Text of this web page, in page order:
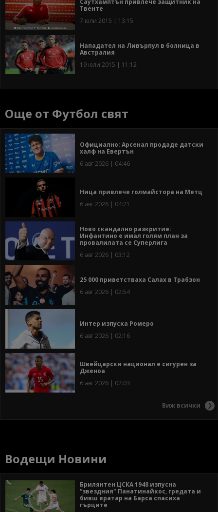
Твенте
7 юли 2015 | 13:15
Нападател на Ливърпул в болница в
Австралия
19 юли 2015 | 11:12
Още от Футбол свят
Официално: Арсенал продаде датски
халф на Евертън
6 авг 2026 | 04:46
Ница привлече голмайстора на Метц
6 авг 2026 | 04:21
Ново скандално разкритие:
Инфантино е имал голям план за
провалилата се Суперлига
6 авг 2026 | 03:12
25 000 приветстваха Салах в Трабзон
6 авг 2026 | 02:54
Интер изпуска Ромеро
6 авг 2026 | 02:16
Швейцарски национал е сигурен за
Дженоа
6 авг 2026 | 02:03
Виж всички
Водещи Новини
Брилянтен ЦСКА 1948 изпусна
“звездния" Панатинайкос, гредата и
бивш вратар на Барса спасиха
гърците